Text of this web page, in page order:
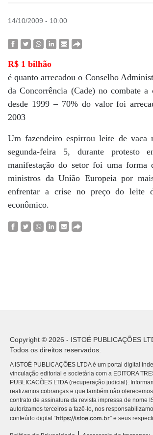
14/10/2009 - 10:00
R$ 1 bilhão
é quanto arrecadou o Conselho
da Concorrência (Cade) no combate
desde 1999 – 70% do valor foi
2003
Um fazendeiro espirrou leite de vaca
segunda-feira 5, durante protesto
manifestação do setor foi uma forma
ministros da União Europeia por
enfrentar a crise no preço do leite
econômico.
Copyright © 2026 - ISTOÉ PUBLICAÇÕES
Todos os direitos reservados.
A ISTOÉ PUBLICAÇÕES LTDA é um portal digital
vinculação editorial e societária com a EDITORA
PUBLICACÕES LTDA (recuperação judicial).
realizamos cobranças e que também não
contrato de assinatura da revista impressa de nome
autorizamos terceiros a fazê-lo, nos
conteúdo digital “https://istoe.com.br” e seus